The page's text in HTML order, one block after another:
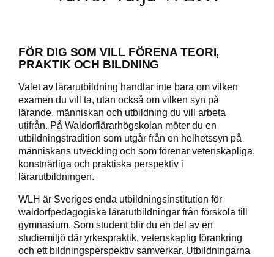
FÖR DIG SOM VILL FÖRENA TEORI,
PRAKTIK OCH BILDNING
Valet av lärarutbildning handlar inte bara om vilken
examen du vill ta, utan också om vilken syn på
lärande, människan och utbildning du vill arbeta
utifrån. På Waldorflärarhögskolan möter du en
utbildningstradition som utgår från en helhetssyn på
människans utveckling och som förenar vetenskapliga,
konstnärliga och praktiska perspektiv i
lärarutbildningen.
WLH är Sveriges enda utbildningsinstitution för
waldorfpedagogiska lärarutbildningar från förskola till
gymnasium. Som student blir du en del av en
studiemiljö där yrkespraktik, vetenskaplig förankring
och ett bildningsperspektiv samverkar. Utbildningarna